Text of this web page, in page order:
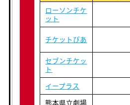
ローソンチケ
ット
チケットぴあ
セブンチケッ
ト
イープラス
熊本県立劇場